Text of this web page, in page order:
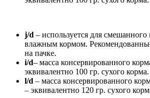
j/d – используется для
влажным кормом.
на пачке.
i/d– масса консервированного
эквивалентно 100 гр. сухого корма.
l/d – масса консервированного
– эквивалентно 120 гр. сухого